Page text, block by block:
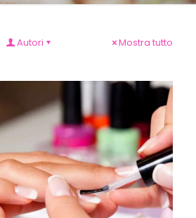
Autori Mostra tutto